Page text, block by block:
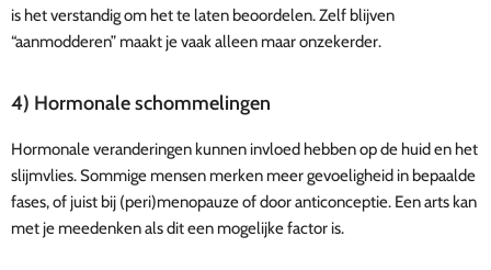
is het verstandig om het te laten beoordelen. Zelf blijven
“aanmodderen” maakt je vaak alleen maar onzekerder.
4) Hormonale schommelingen
Hormonale veranderingen kunnen invloed hebben op de huid en het
slijmvlies. Sommige mensen merken meer gevoeligheid in bepaalde
fases, of juist bij (peri)menopauze of door anticonceptie. Een arts kan
met je meedenken als dit een mogelijke factor is.